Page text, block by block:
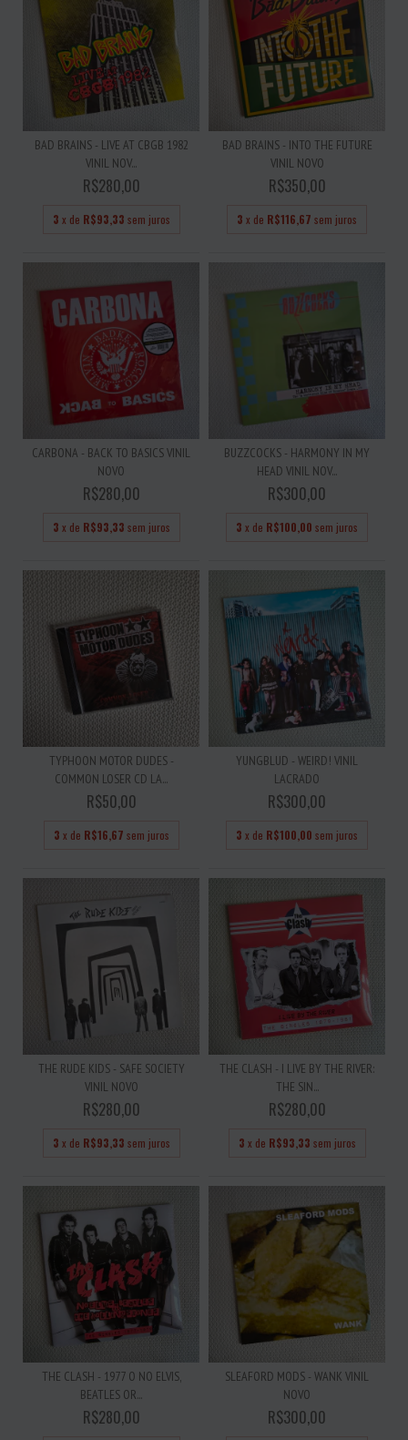
BAD BRAINS - LIVE AT CBGB 1982
VINIL NOV...
R$280,00
3 x de R$93,33 sem juros
BAD BRAINS - INTO THE FUTURE
VINIL NOVO
R$350,00
3 x de R$116,67 sem juros
CARBONA - BACK TO BASICS VINIL
NOVO
R$280,00
3 x de R$93,33 sem juros
BUZZCOCKS - HARMONY IN MY
HEAD VINIL NOV...
R$300,00
3 x de R$100,00 sem juros
TYPHOON MOTOR DUDES -
COMMON LOSER CD LA...
R$50,00
3 x de R$16,67 sem juros
YUNGBLUD - WEIRD! VINIL
LACRADO
R$300,00
3 x de R$100,00 sem juros
THE RUDE KIDS - SAFE SOCIETY
VINIL NOVO
R$280,00
3 x de R$93,33 sem juros
THE CLASH - I LIVE BY THE RIVER:
THE SIN...
R$280,00
3 x de R$93,33 sem juros
THE CLASH - 1977 O NO ELVIS,
BEATLES OR...
R$280,00
SLEAFORD MODS - WANK VINIL
NOVO
R$300,00